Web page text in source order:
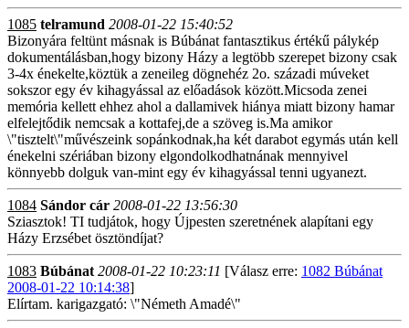
1085 telramund 2008-01-22 15:40:52
Bizonyára feltünt másnak is Búbánat fantasztikus értékű pálykép
dokumentálásban,hogy bizony Házy a legtöbb szerepet bizony csak
3-4x énekelte,köztük a zeneileg dögnehéz 2o. századi múveket
sokszor egy év kihagyással az előadások között.Micsoda zenei
memória kellett ehhez ahol a dallamivek hiánya miatt bizony hamar
elfelejtődik nemcsak a kottafej,de a szöveg is.Ma amikor
\"tisztelt\"művészeink sopánkodnak,ha két darabot egymás után kell
énekelni szériában bizony elgondolkodhatnának mennyivel
könnyebb dolguk van-mint egy év kihagyással tenni ugyanezt.
1084 Sándor cár 2008-01-22 13:56:30
Sziasztok! TI tudjátok, hogy Újpesten szeretnének alapítani egy
Házy Erzsébet ösztöndíjat?
1083 Búbánat 2008-01-22 10:23:11 [Válasz erre: 1082 Búbánat
2008-01-22 10:14:38]
Elírtam. karigazgató: \"Németh Amadé\"